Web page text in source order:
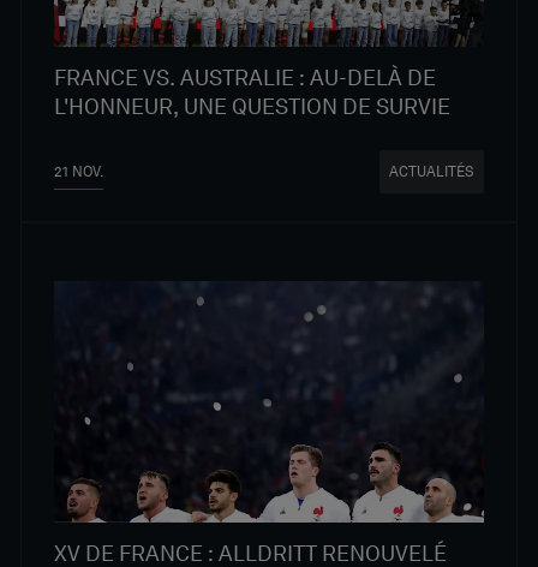
FRANCE VS. AUSTRALIE : AU-DELÀ DE
L'HONNEUR, UNE QUESTION DE SURVIE
21 NOV. ACTUALITÉS
XV DE FRANCE : ALLDRITT RENOUVELÉ